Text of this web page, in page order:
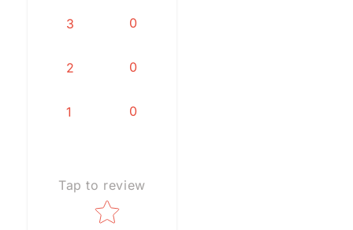
3 0
2 0
1 0
Tap to review
Star rating